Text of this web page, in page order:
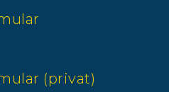
(privat)